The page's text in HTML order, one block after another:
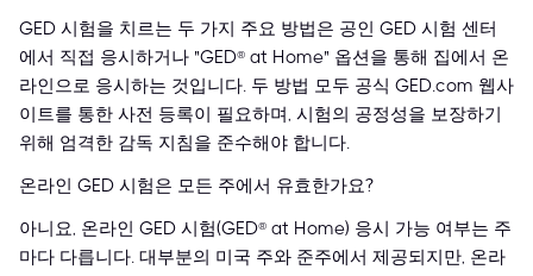
GED 시험을 치르는 두 가지 주요 방법은 공인 GED 시험 센터
에서 직접 응시하거나 "GED® at Home" 옵션을 통해 집에서 온
라인으로 응시하는 것입니다. 두 방법 모두 공식 GED.com 웹사
이트를 통한 사전 등록이 필요하며, 시험의 공정성을 보장하기
위해 엄격한 감독 지침을 준수해야 합니다.
온라인 GED 시험은 모든 주에서 유효한가요?
아니요, 온라인 GED 시험(GED® at Home) 응시 가능 여부는 주
마다 다릅니다. 대부분의 미국 주와 준주에서 제공되지만, 온라